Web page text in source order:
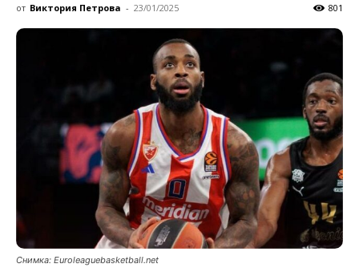
от Виктория Петрова - 23/01/2025 801
Снимка: Еuroleaguebasketball.net